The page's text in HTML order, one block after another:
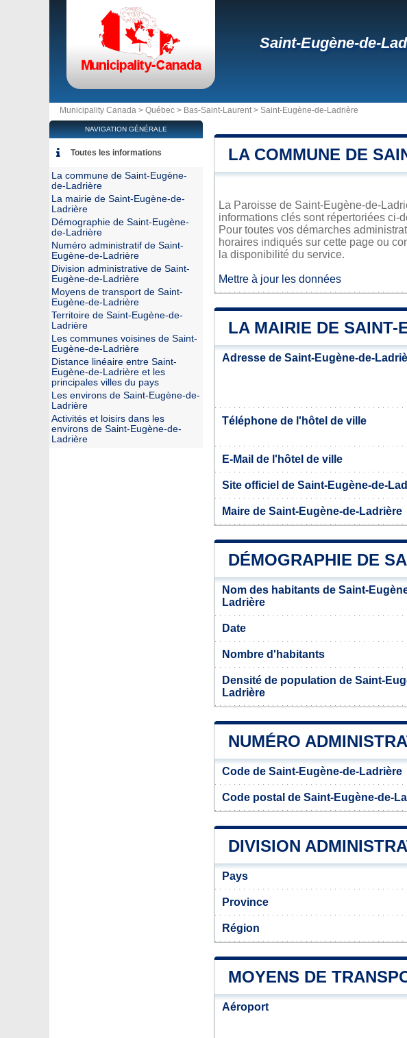
Saint-Eugène-de-
Municipality Canada > Québec > Bas-Saint-Laurent> Saint-Eugène-de-Ladrière
LA COMMUNE DE
La Paroisse de Saint-Eugène-de-
informations clés sont répertoriées ci-
Pour toutes vos démarches
horaires indiqués sur cette page ou
la disponibilité du service.
Mettre à jour les données
LA MAIRIE DE SAINT-
Adresse de Saint-Eugène-de-
Téléphone de l'hôtel de ville
E-Mail de l'hôtel de ville
Site officiel de Saint-Eugène-de-
Maire de Saint-Eugène-de-Ladrière
DÉMOGRAPHIE DE
Nom des habitants de Saint-
Ladrière
Date
Nombre d'habitants
Densité de population de Saint-
Ladrière
NUMÉRO
Code de Saint-Eugène-de-Ladrière
Code postal de Saint-Eugène-de-
DIVISION
Pays
Province
Région
MOYENS DE
Aéroport
NAVIGATION GÉNÉRALE
Toutes les informations
La commune de Saint-Eugène-
de-Ladrière
La mairie de Saint-Eugène-de-
Ladrière
Démographie de Saint-Eugène-
de-Ladrière
Numéro administratif de Saint-
Eugène-de-Ladrière
Division administrative de Saint-
Eugène-de-Ladrière
Moyens de transport de Saint-
Eugène-de-Ladrière
Territoire de Saint-Eugène-de-
Ladrière
Les communes voisines de Saint-
Eugène-de-Ladrière
Distance linéaire entre Saint-
Eugène-de-Ladrière et les
principales villes du pays
Les environs de Saint-Eugène-de-
Ladrière
Activités et loisirs dans les
environs de Saint-Eugène-de-
Ladrière